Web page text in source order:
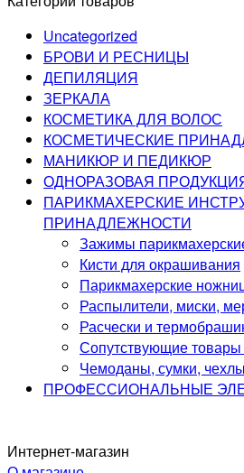
Uncategorized
БРОВИ И РЕСНИЦЫ
ДЕПИЛЯЦИЯ
ЗЕРКАЛА
КОСМЕТИКА ДЛЯ ВОЛОС
КОСМЕТИЧЕСКИЕ
МАНИКЮР И ПЕДИКЮР
ОДНОРАЗОВАЯ
ПАРИКМАХЕРСКИЕ
ПРИНАДЛЕЖНОСТИ
Зажимы
Кисти для окрашивания
Парикмахерские
Распылители, миски,
Расчески и
Сопутствующие
Чемоданы, сумки,
ПРОФЕССИОНАЛЬНЫЕ
Интернет-магазин